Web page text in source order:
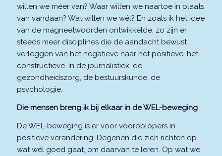
willen we méér van? Waar willen we naartoe in plaats
van vandaan? Wat willen we wél? En zoals ik het idee
van de magneetwoorden ontwikkelde, zo zijn er
steeds meer disciplines die de aandacht bewust
verleggen van het negatieve naar het positieve, het
constructieve. In de journalistiek, de
gezondheidszorg, de bestuurskunde, de
psychologie.
Die mensen breng ik bij elkaar in de WEL-beweging
De WEL-beweging is er voor vooroplopers in
positieve verandering. Degenen die zich richten op
wat wél goed gaat, om daarvan te leren. Op wat we